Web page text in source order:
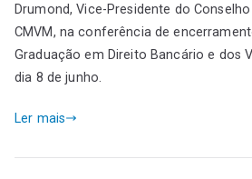
Drumond, Vice-Presidente do
CMVM, na conferência de
Graduação em Direito Bancário e dos
dia 8 de junho.
Ler mais